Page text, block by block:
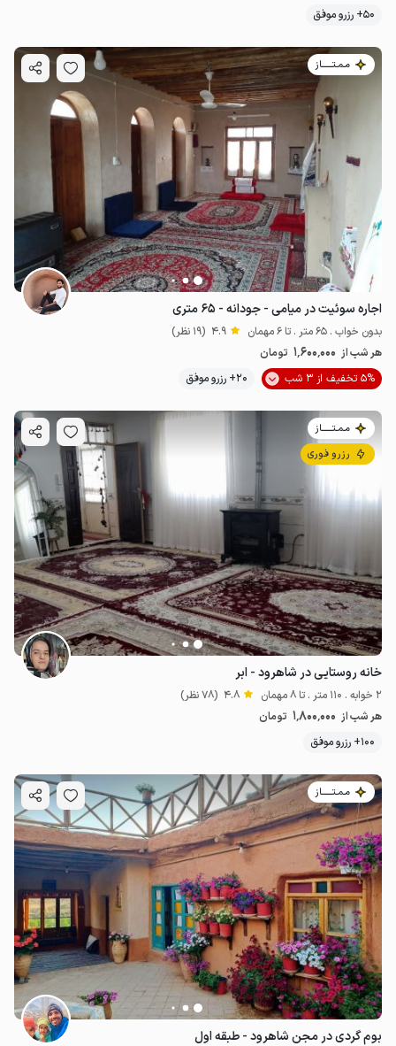
50+ رزرو موفق
مـمـتــــــاز
اجاره سوئیت در میامی - جودانه - ۶۵ متری
بدون خواب . 65 متر . تا 6 مهمان 4.9 (19 نظر)
هر شب از 1٬600٬000 تومان
5% تخفیف از 3 شب
20+ رزرو موفق
مـمـتــــــاز
رزرو فوری
خانه روستایی در شاهرود - ابر
2 خوابه . 110 متر . تا 8 مهمان 4.8 (78 نظر)
هر شب از 1٬800٬000 تومان
100+ رزرو موفق
مـمـتــــــاز
بوم گردی در مجن شاهرود - طبقه اول